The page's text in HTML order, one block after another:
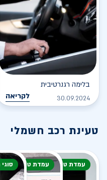
בלימה רגנרטיבית
30.09.2024 לקריאה
טעינת רכב חשמלי
עמדת טעינה עמדת טעינה